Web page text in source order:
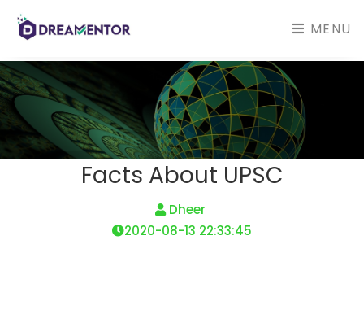
MENU
Facts About UPSC
Dheer
2020-08-13 22:33:45